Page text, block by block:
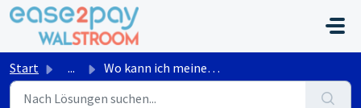
Zum hauptsächlichen Inhalt gehen
Start ... Wo kann ich meinen Verbrauch sehen?